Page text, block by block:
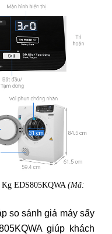
EDS805KQWA (Mã:
so sánh giá máy sấy
giúp khách